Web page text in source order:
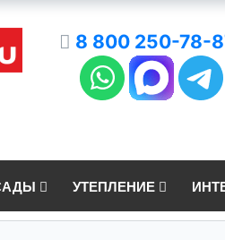
8 800 250-78-
УТЕПЛЕНИЕ